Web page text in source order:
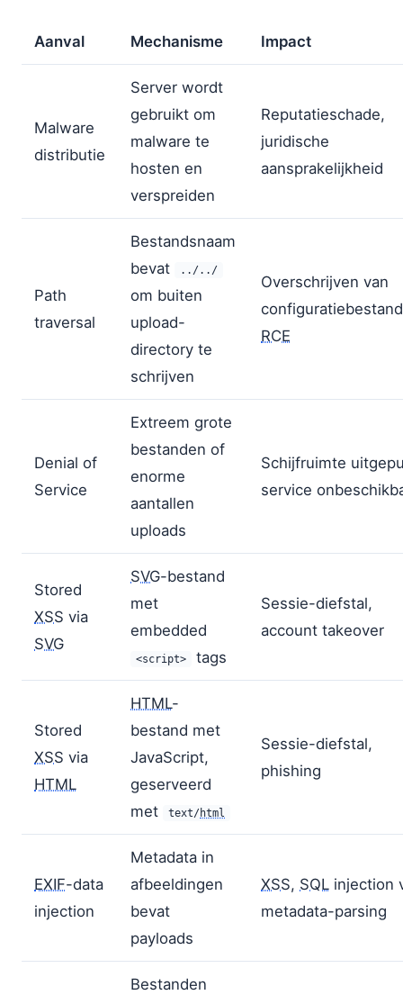
Aanval Mechanisme Impact
Malware
distributie
Server wordt
gebruikt om
malware te
hosten en
verspreiden
Reputatieschade,
juridische
aansprakelijkheid
Path
traversal
Bestandsnaam
bevat
../../
om buiten
upload-
directory te
schrijven
Overschrijven van
RCE
Denial of
Service
Extreem grote
bestanden of
enorme
aantallen
uploads
Schijfruimte
service
Stored
XSS via
SVG
SVG-bestand
met
embedded
<script> tags
Sessie-diefstal,
account takeover
Stored
XSS via
HTML
HTML-
bestand met
JavaScript,
geserveerd
met
text/html
Sessie-diefstal,
phishing
EXIF-data
injection
Metadata in
afbeeldingen
bevat
payloads
XSS, SQL injection
metadata-parsing
Bestanden